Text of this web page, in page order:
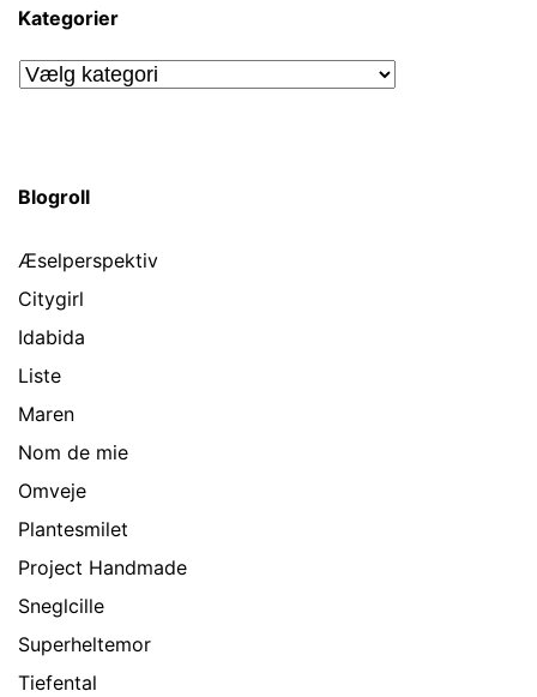
Kategorier
Kategorier
Blogroll
Æselperspektiv
Citygirl
Idabida
Liste
Maren
Nom de mie
Omveje
Plantesmilet
Project Handmade
Sneglcille
Superheltemor
Tiefental